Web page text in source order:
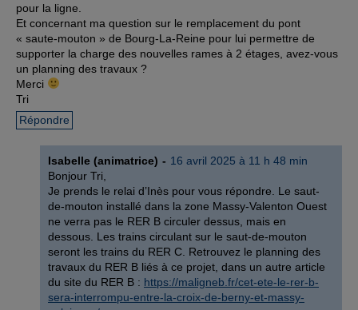
pour la ligne.
Et concernant ma question sur le remplacement du pont
« saute-mouton » de Bourg-La-Reine pour lui permettre de
supporter la charge des nouvelles rames à 2 étages, avez-vous
un planning des travaux ?
Merci
Tri
Répondre
Isabelle (animatrice)
16 avril 2025 à 11 h 48 min
Bonjour Tri,
Je prends le relai d’Inès pour vous répondre. Le saut-
de-mouton installé dans la zone Massy-Valenton Ouest
ne verra pas le RER B circuler dessus, mais en
dessous. Les trains circulant sur le saut-de-mouton
seront les trains du RER C. Retrouvez le planning des
travaux du RER B liés à ce projet, dans un autre article
du site du RER B : https://maligneb.fr/cet-ete-le-rer-b-
sera-interrompu-entre-la-croix-de-berny-et-massy-